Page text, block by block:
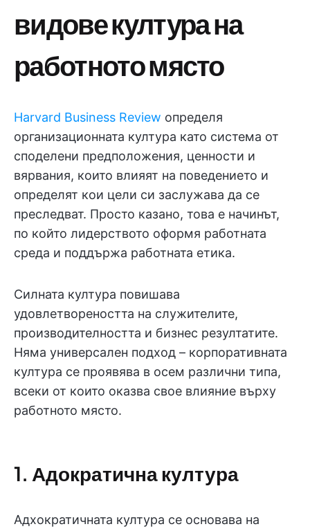
видове култура на
работното място
Harvard Business Review определя
организационната култура като система от
споделени предположения, ценности и
вярвания, които влияят на поведението и
определят кои цели си заслужава да се
преследват. Просто казано, това е начинът,
по който лидерството оформя работната
среда и поддържа работната етика.
Силната култура повишава
удовлетвореността на служителите,
производителността и бизнес резултатите.
Няма универсален подход – корпоративната
култура се проявява в осем различни типа,
всеки от които оказва свое влияние върху
работното място.
1. Адократична култура
Адхократичната култура се основава на